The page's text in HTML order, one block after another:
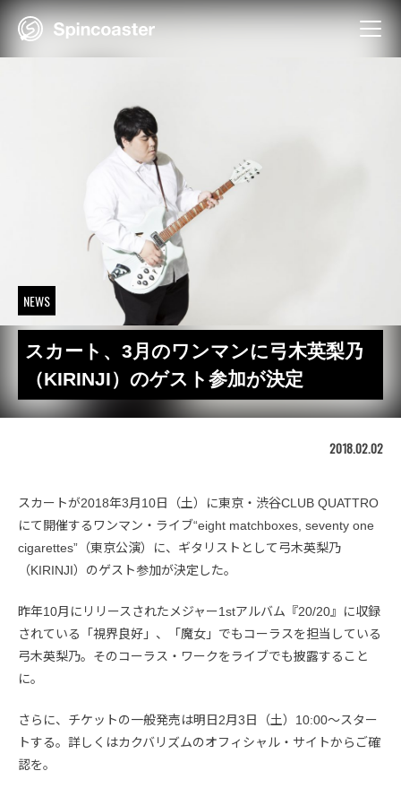
Skip
NEWS
スカート、3月のワンマンに弓木英梨乃
（KIRINJI）のゲスト参加が決定
2018.02.02
スカートが2018年3月10日（土）に東京・渋谷CLUB QUATTRO
にて開催するワンマン・ライブ“eight matchboxes, seventy one
cigarettes”（東京公演）に、ギタリストとして弓木英梨乃
（KIRINJI）のゲスト参加が決定した。
昨年10月にリリースされたメジャー1stアルバム『20/20』に収録
されている「視界良好」、「魔女」でもコーラスを担当している
弓木英梨乃。そのコーラス・ワークをライブでも披露すること
に。
さらに、チケットの一般発売は明日2月3日（土）10:00〜スター
トする。詳しくはカクバリズムのオフィシャル・サイトからご確
認を。